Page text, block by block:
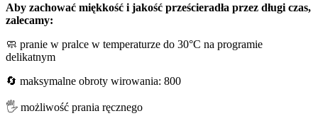
Aby zachować miękkość i jakość prześcieradła przez długi czas,
zalecamy:
🧼 pranie w pralce w temperaturze do 30°C na programie
delikatnym
🔄 maksymalne obroty wirowania: 800
🖐️ możliwość prania ręcznego